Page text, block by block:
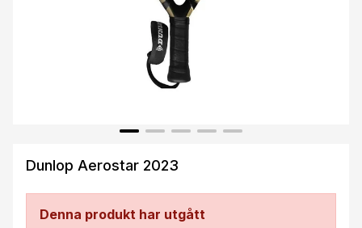
Dunlop Aerostar 2023
Denna produkt har utgått